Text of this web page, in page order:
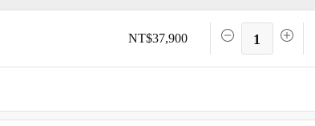
NT$37,900 1